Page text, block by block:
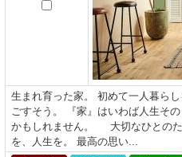
生まれ育った家。 初めて一人暮ら
ごすそう。 『家』はいわば人生そ
かもしれません。 大切なひとのた
を、人生を。 最高の思い...